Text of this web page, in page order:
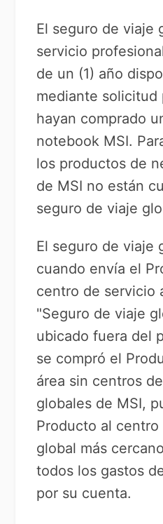
El seguro de viaje
servicio
de un (1) año
mediante solicitud
hayan comprado
notebook MSI.
los productos de
de MSI no están
seguro de viaje
El seguro de viaje
cuando envía el
centro de servicio
"Seguro de viaje
ubicado fuera del
se compró el
área sin centros
globales de MSI,
Producto al
global más
todos los gastos
por su cuenta.